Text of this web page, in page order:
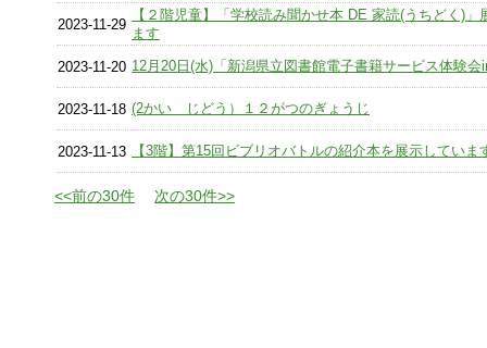
2023-11-29
【２階児童】「学校読み聞かせ本 DE 家読(うちどく)」
ます
2023-11-20 12月20日(水)「新潟県立図書館電子書籍サービス体験会
2023-11-18 (2かい じどう）１２がつのぎょうじ
2023-11-13 【3階】第15回ビブリオバトルの紹介本を展示していま
<<前の30件 次の30件>>